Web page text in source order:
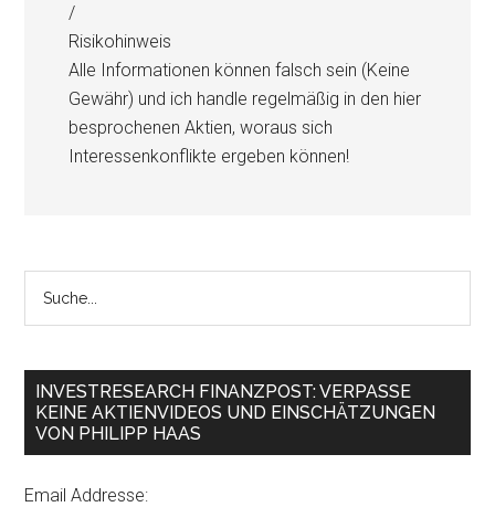
/
Risikohinweis
Alle Informationen können falsch sein (Keine
Gewähr) und ich handle regelmäßig in den hier
besprochenen Aktien, woraus sich
Interessenkonflikte ergeben können!
INVESTRESEARCH FINANZPOST: VERPASSE
KEINE AKTIENVIDEOS UND EINSCHÄTZUNGEN
VON PHILIPP HAAS
Email Addresse: